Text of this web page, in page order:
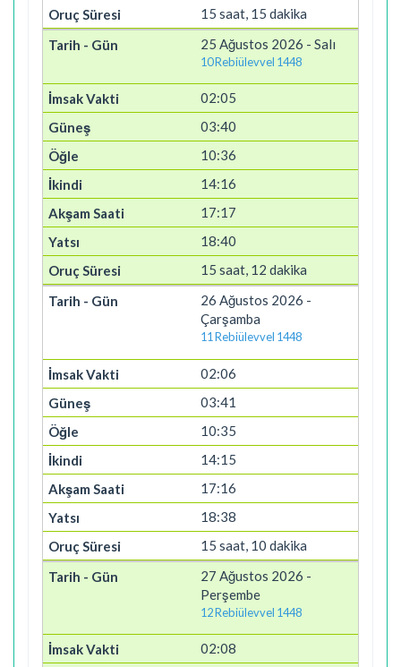
15 saat, 15 dakika
25 Ağustos 2026 - Salı
10 Rebiülevvel 1448
02:05
03:40
10:36
14:16
17:17
18:40
15 saat, 12 dakika
26 Ağustos 2026 -
Çarşamba
11 Rebiülevvel 1448
02:06
03:41
10:35
14:15
17:16
18:38
15 saat, 10 dakika
27 Ağustos 2026 -
Perşembe
12 Rebiülevvel 1448
02:08